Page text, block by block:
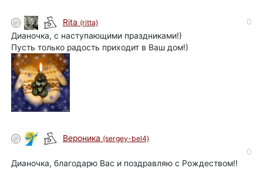
Rita (ritta)
0
Дианочка, с наступающими праздниками!)
Пусть только радость приходит в Ваш дом!)
Вероника (sergey-bel4)
0
Дианочка, благодарю Вас и поздравляю с Рождеством!!